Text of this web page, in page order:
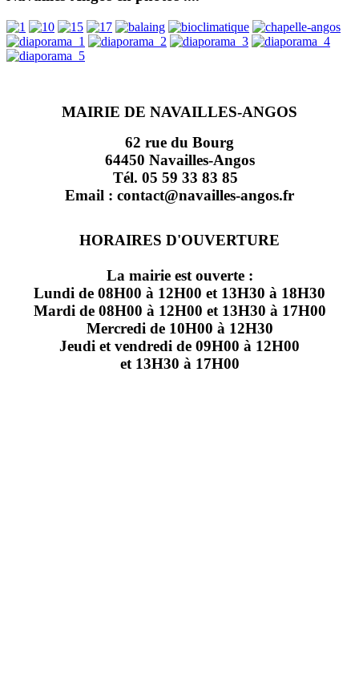
MAIRIE DE NAVAILLES-ANGOS
62 rue du Bourg
64450 Navailles-Angos
Tél. 05 59 33 83 85
Email : contact@navailles-angos.fr
HORAIRES D'OUVERTURE
La mairie est ouverte :
Lundi de 08H00 à 12H00 et 13H30 à 18H30
Mardi de 08H00 à 12H00 et 13H30 à 17H00
Mercredi de 10H00 à 12H30
Jeudi et vendredi de 09H00 à 12H00
et 13H30 à 17H00